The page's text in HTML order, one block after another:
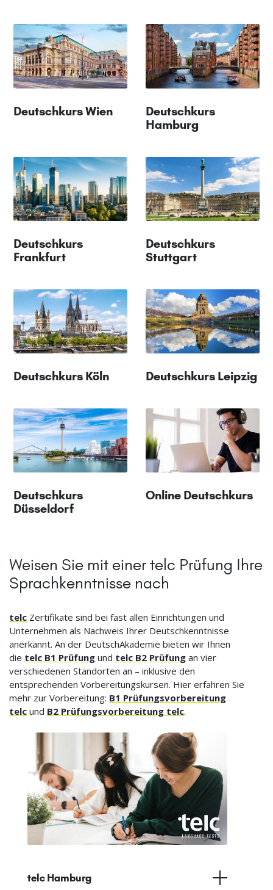
Deutschkurs Wien
Deutschkurs
Hamburg
Deutschkurs
Frankfurt
Deutschkurs
Stuttgart
Deutschkurs Köln Deutschkurs Leipzig
Deutschkurs
Düsseldorf
Online Deutschkurs
Weisen Sie mit einer telc Prüfung Ihre
Sprachkenntnisse nach
telc Zertifikate sind bei fast allen Einrichtungen und
Unternehmen als Nachweis Ihrer Deutschkenntnisse
anerkannt. An der DeutschAkademie bieten wir Ihnen
die telc B1 Prüfung und telc B2 Prüfung an vier
verschiedenen Standorten an – inklusive den
entsprechenden Vorbereitungskursen. Hier erfahren Sie
mehr zur Vorbereitung: B1 Prüfungsvorbereitung
telc und B2 Prüfungsvorbereitung telc.
telc Hamburg